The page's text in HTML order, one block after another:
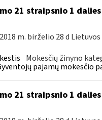
21 straipsnio 1
m. birželio 28 d
Mokesčių žinyno
pajamų mokesčio
21 straipsnio 1